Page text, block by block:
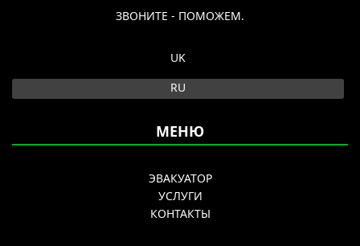
ЗВОНИТЕ - ПОМОЖЕМ.
UK
RU
МЕНЮ
ЭВАКУАТОР
УСЛУГИ
КОНТАКТЫ